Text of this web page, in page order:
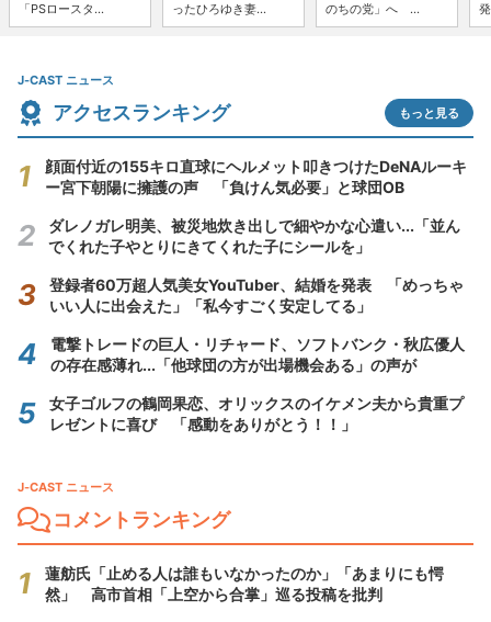
「PSロースタ...
ったひろゆき妻...
のちの党」へ ...
J-CAST ニュース
アクセスランキング もっと見る
顔面付近の155キロ直球にヘルメット叩きつけたDeNAルーキ
ー宮下朝陽に擁護の声 「負けん気必要」と球団OB
ダレノガレ明美、被災地炊き出しで細やかな心遣い...「並ん
でくれた子やとりにきてくれた子にシールを」
登録者60万超人気美女YouTuber、結婚を発表 「めっちゃ
いい人に出会えた」「私今すごく安定してる」
電撃トレードの巨人・リチャード、ソフトバンク・秋広優人
の存在感薄れ...「他球団の方が出場機会ある」の声が
女子ゴルフの鶴岡果恋、オリックスのイケメン夫から貴重プ
レゼントに喜び 「感動をありがとう！！」
J-CAST ニュース
コメントランキング
蓮舫氏「止める人は誰もいなかったのか」「あまりにも愕
然」 高市首相「上空から合掌」巡る投稿を批判